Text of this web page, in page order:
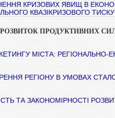
КРИЗОВИХ ЯВИЩ В
КВАЗІКРИЗОВОГО ТИСКУ
РОЗВИТОК ПРОДУКТИВНИХ
МІСТА: РЕГІОНАЛЬНО-
РЕГІОНУ В УМОВАХ
ТА ЗАКОНОМІРНОСТІ